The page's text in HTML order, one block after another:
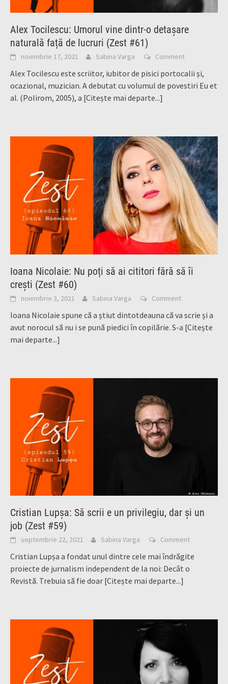
Alex Tocilescu: Umorul vine dintr-o detașare
naturală față de lucruri (Zest #61)
noiembrie 17, 2021 Sabina Varga Comment
Alex Tocilescu este scriitor, iubitor de pisici portocalii și,
ocazional, muzician. A debutat cu volumul de povestiri Eu et
al. (Polirom, 2005), a [Citește mai departe...]
Ioana Nicolaie: Nu poți să ai cititori fără să îi
crești (Zest #60)
noiembrie 3, 2021 Sabina Varga Comment
Ioana Nicolaie spune că a știut dintotdeauna că va scrie și a
avut norocul să nu i se pună piedici în copilărie. S-a [Citește
mai departe...]
Cristian Lupșa: Să scrii e un privilegiu, dar și un
job (Zest #59)
septembrie 22, 2021 Sabina Varga Comment
Cristian Lupșa a fondat unul dintre cele mai îndrăgite
proiecte de jurnalism independent de la noi: Decât o
Revistă. Trebuia să fie doar [Citește mai departe...]